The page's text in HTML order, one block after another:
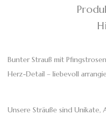
Bunter Strauß mit
Herz-Detail – liebevoll
Unsere Sträuße sind Unikate,